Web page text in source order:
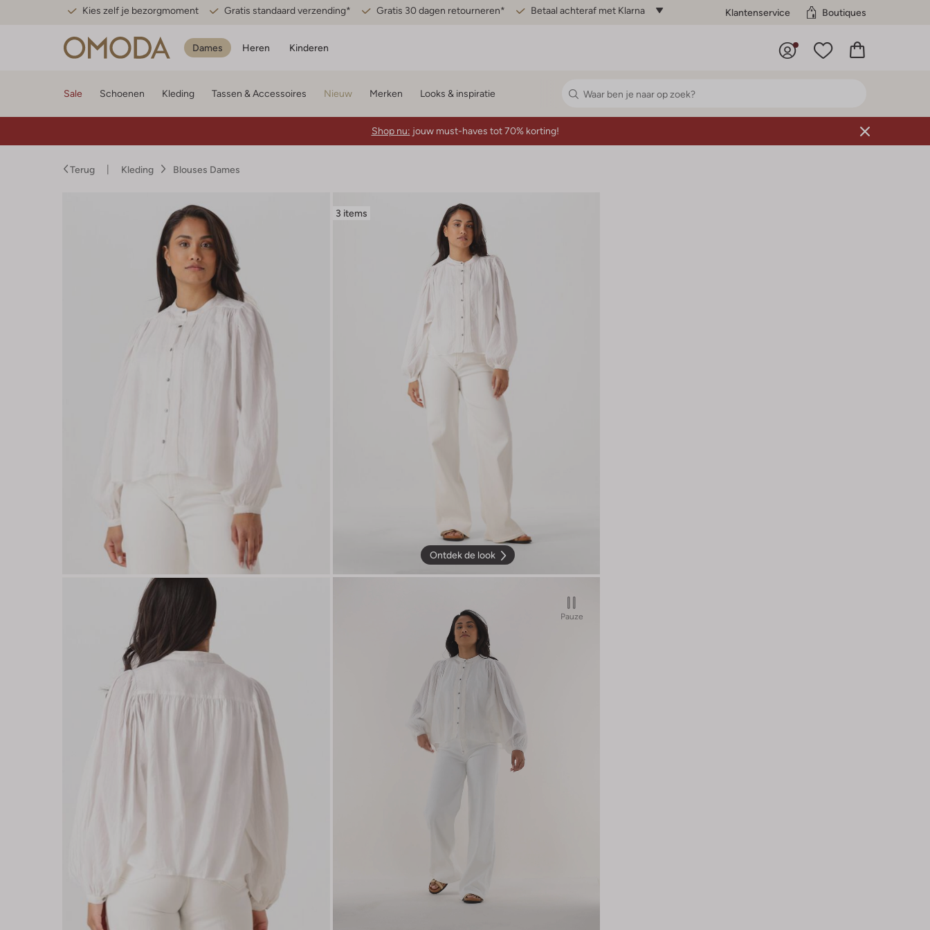
Kies zelf je bezorgmoment Gratis standaard verzending* Gratis 30 dagen retourneren* Betaal achteraf met Klarna Klantenservice Boutiques
Dames Heren Kinderen
Sale Schoenen Kleding Tassen & Accessoires Nieuw Merken Looks & inspiratie
Shop nu: jouw must-haves tot 70% korting!
Terug Kleding Blouses Dames
3 items
Ontdek de look
Pauze